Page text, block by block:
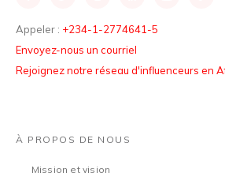
Appeler : +234-1-2774641-5
Envoyez-nous un courriel
Rejoignez notre réseau d'influenceurs en
À PROPOS DE NOUS
Mission et vision